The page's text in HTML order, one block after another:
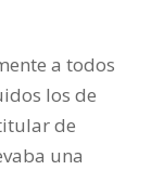
a todos
los de
de
una